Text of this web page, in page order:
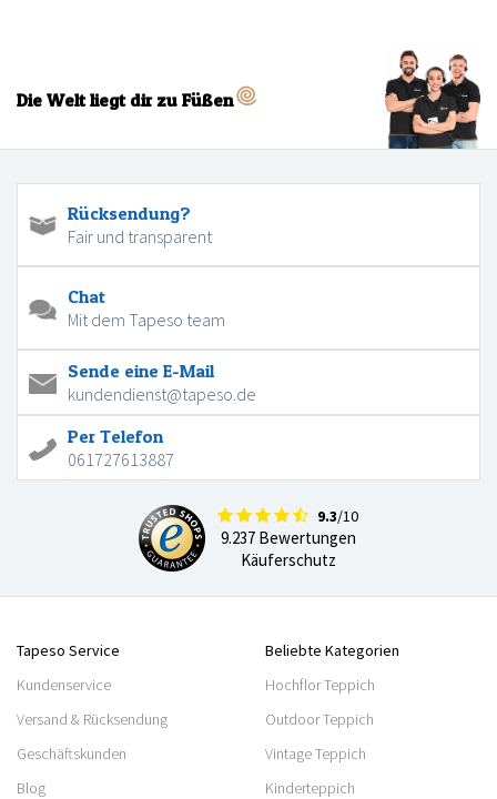
Die Welt liegt dir zu Füßen
Rücksendung?
Fair und transparent
Chat
Mit dem Tapeso team
Sende eine E-Mail
kundendienst@tapeso.de
Per Telefon
061727613887
9.3/10
9.237 Bewertungen
Käuferschutz
Tapeso Service
Kundenservice
Versand & Rücksendung
Geschäftskunden
Blog
Beliebte Kategorien
Hochflor Teppich
Outdoor Teppich
Vintage Teppich
Kinderteppich